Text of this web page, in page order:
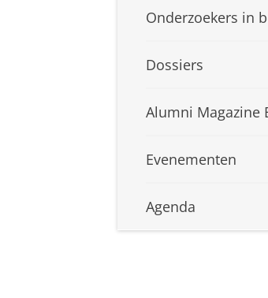
Onderzoekers in
Dossiers
Alumni Magazine
Evenementen
Agenda